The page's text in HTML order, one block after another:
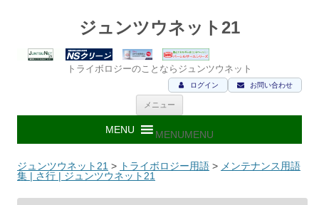
ジュンツウネット21
トライボロジーのことならジュンツウネット
お問い合わせ
ログイン
メニュー
ン
ツ
ス
キ
MENUMENU
ジュンツウネット21 > トライボロジー用語 > メンテナンス用語
集 | さ行 | ジュンツウネット21